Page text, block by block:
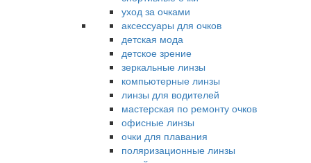
уход за очками
аксессуары для очков
детская мода
детское зрение
зеркальные линзы
компьютерные линзы
линзы для водителей
мастерская по ремонту очков
офисные линзы
очки для плавания
поляризационные линзы